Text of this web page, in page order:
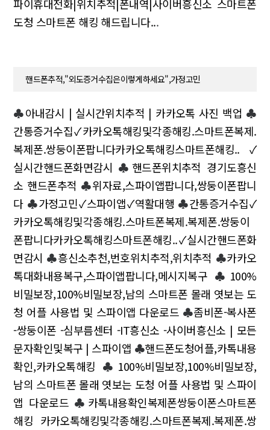
파이휴대전화|위치추적|폰내역|사이버흥신소 스마트폰
도청 스마트폰 해킹 해드립니다...
핸드폰추적,"외도증거수집은이렇게하세요",가정고민
♣아내감시 | 실시간위치추적 | 카카오톡 사진 백업 ♣
간통증거수집✓카카오톡해킹및각종해킹.스마트폰복제.
복제폰.쌍둥이폰팝니다카카오톡해킹스마트폰해킹..✓
실시간핸드폰화면감시 ♣ 핸드폰위치추적 경기도흥신
소 핸드폰추적 ♣위자료,스파이앱팝니다,쌍둥이폰팝니
다♣가정고민✓스파이앱✓역활대행 ♣간통증거수집✓
카카오톡해킹및각종해킹.스마트폰복제.복제폰.쌍둥이
폰팝니다카카오톡해킹스마트폰해킹..✓실시간핸드폰화
면감시 ♣흥신소추천,번호위치추적,위치추적 ♣카카오
톡대화내용복구,스파이앱팝니다,메시지복구 ♣ 100%
비밀보장,100%비밀보장,남의 스마트폰 몰래 엿보는 도
청 어플 사용법 및 스파이앱 다운로드 ♣좀비폰-복사폰
-쌍둥이폰 -심부름센터 -IT흥신소 -사이버흥신소 | 모든
문자확인및복구 | 스파이앱 ♣핸드폰도청어플,카톡내용
확인,카카오톡해킹 ♣ 100%비밀보장,100%비밀보장,
남의 스마트폰 몰래 엿보는 도청 어플 사용법 및 스파이
앱 다운로드 ♣ 카톡내용확인복제폰쌍둥이폰스마트폰
해킹 카카오톡해킹및각종해킹.스마트폰복제.복제폰.쌍